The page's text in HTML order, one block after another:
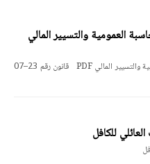
المحاسبة العمومية والتسيير المالي
قانون رقم 23-07، يتعلق بقواعد المحاسبة العمومية والتسيير المالي PDF قانون رقم 23–07
للكافل